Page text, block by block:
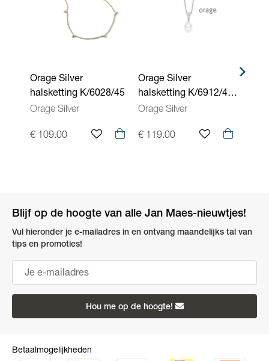
Orage Silver
halsketting K/6028/45
Orage Silver
€ 109.00
Orage Silver
halsketting K/6912/45-
A
Orage Silver
€ 119.00
Blijf op de hoogte van alle Jan Maes-nieuwtjes!
Vul hieronder je e-mailadres in en ontvang maandelijks tal van
tips en promoties!
Hou me op de hoogte!
Betaalmogelijkheden